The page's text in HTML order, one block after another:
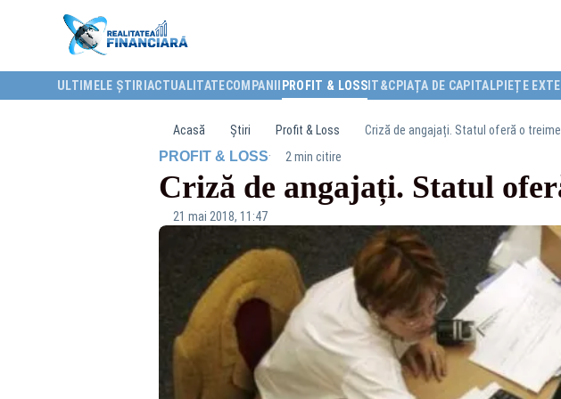
ULTIMELE ȘTIRI ACTUALITATECOMPANII PROFIT & LOSS IT&C PIAȚA DE CAPITALPIEȚE
Acasă Știri Profit & Loss Criză de angajați. Statul oferă o
PROFIT & LOSS· 2 min citire
Criză de angajați. Statul
21 mai 2018, 11:47